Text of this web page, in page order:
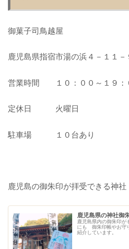
御菓子司鳥越屋
鹿児島県指宿市湯の浜４－１１－
営業時間 １０：００～１９：
定休日 火曜日
駐車場 １０台あり
鹿児島の御朱印が拝受できる神社
鹿児島県の神社御
鹿児島県内の御朱印が
にも 御朱印帳やお守
紹介しています。